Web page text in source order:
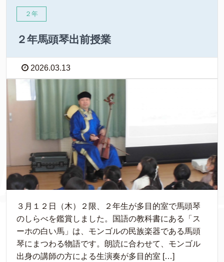
２年
２年馬頭琴出前授業
2026.03.13
３月１２日（木）２限、２年生が多目的室で馬頭琴
のしらべを鑑賞しました。国語の教科書にある「ス
ーホの白い馬」は、モンゴルの民族楽器である馬頭
琴にまつわる物語です。朗読に合わせて、モンゴル
出身の講師の方による生演奏が多目的室 […]